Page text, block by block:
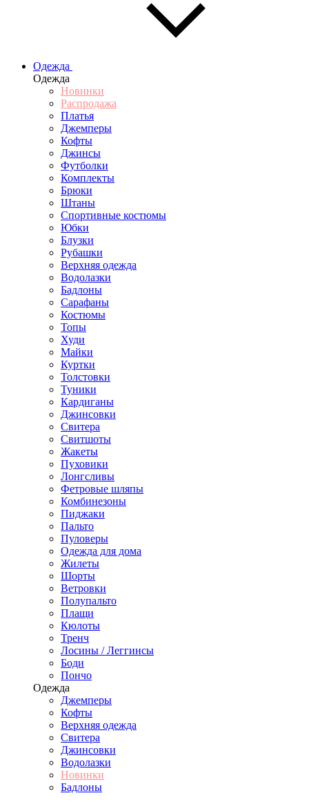
Одежда
Одежда
Новинки
Распродажа
Платья
Джемперы
Кофты
Джинсы
Футболки
Комплекты
Брюки
Штаны
Спортивные костюмы
Юбки
Блузки
Рубашки
Верхняя одежда
Водолазки
Бадлоны
Сарафаны
Костюмы
Топы
Худи
Майки
Куртки
Толстовки
Туники
Кардиганы
Джинсовки
Свитера
Свитшоты
Жакеты
Пуховики
Лонгсливы
Фетровые шляпы
Комбинезоны
Пиджаки
Пальто
Пуловеры
Одежда для дома
Жилеты
Шорты
Ветровки
Полупальто
Плащи
Кюлоты
Тренч
Лосины / Леггинсы
Боди
Пончо
Одежда
Джемперы
Кофты
Верхняя одежда
Свитера
Джинсовки
Водолазки
Новинки
Бадлоны